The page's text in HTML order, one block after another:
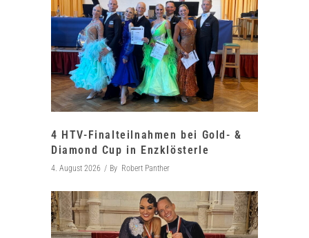
4 HTV-Finalteilnahmen bei Gold- &
Diamond Cup in Enzklösterle
4. August 2026 By Robert Panther